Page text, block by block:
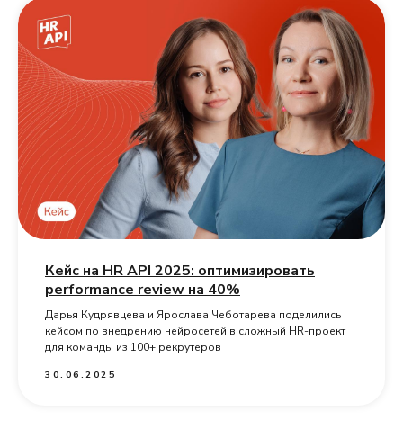
Кейс на HR API 2025: оптимизировать
performance review на 40%
Дарья Кудрявцева и Ярослава Чеботарева поделились
кейсом по внедрению нейросетей в сложный HR-проект
для команды из 100+ рекрутеров
30.06.2025